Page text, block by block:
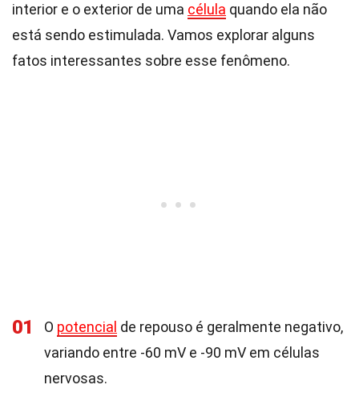
interior e o exterior de uma célula quando ela não
está sendo estimulada. Vamos explorar alguns
fatos interessantes sobre esse fenômeno.
01 O potencial de repouso é geralmente negativo,
variando entre -60 mV e -90 mV em células
nervosas.